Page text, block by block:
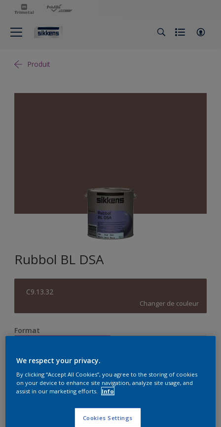
Produit
Rubbol BL DSA
C9.13.32
Changer de couleur
Format
Quantité Calculateur de peinture
We respect your privacy.
By clicking “Accept All Cookies”, you agree to the storing of cookies
on your device to enhance site navigation, analyze site usage, and
assist in our marketing efforts.
Info
Cookies Settings